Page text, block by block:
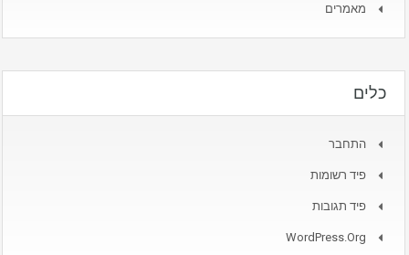
מאמרים
כלים
התחבר
פיד רשומות
פיד תגובות
WordPress.org